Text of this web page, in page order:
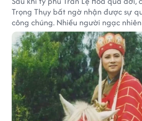
Trọng Thụy bất ngờ nhận được sự
công chúng. Nhiều người ngạc
nổi tiếng với vai Đường Tăng không
danh sách thừa kế khối tài sản hàng